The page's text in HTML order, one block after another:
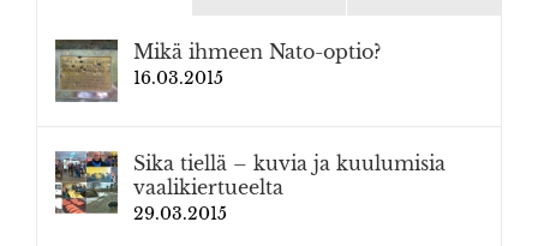
Mikä ihmeen Nato-optio?
16.03.2015
Sika tiellä – kuvia ja kuulumisia
vaalikiertueelta
29.03.2015